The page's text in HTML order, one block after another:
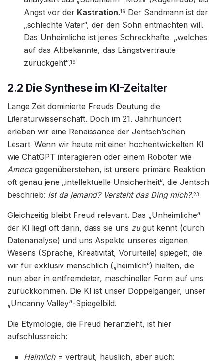
Angst vor der Kastration.16 Der Sandmann ist der
„schlechte Vater“, der den Sohn entmachten will.
Das Unheimliche ist jenes Schreckhafte, „welches
auf das Altbekannte, das Längstvertraute
zurückgeht“.19
2.2 Die Synthese im KI-Zeitalter
Lange Zeit dominierte Freuds Deutung die
Literaturwissenschaft. Doch im 21. Jahrhundert
erleben wir eine Renaissance der Jentsch’schen
Lesart. Wenn wir heute mit einer hochentwickelten KI
wie ChatGPT interagieren oder einem Roboter wie
Amecagegenüberstehen, ist unsere primäre Reaktion
oft genau jene „intellektuelle Unsicherheit“, die Jentsch
beschrieb: Ist da jemand? Versteht das Ding mich?.23
Gleichzeitig bleibt Freud relevant. Das „Unheimliche“
der KI liegt oft darin, dass sie uns zugut kennt (durch
Datenanalyse) und uns Aspekte unseres eigenen
Wesens (Sprache, Kreativität, Vorurteile) spiegelt, die
wir für exklusiv menschlich („heimlich“) hielten, die
nun aber in entfremdeter, maschineller Form auf uns
zurückkommen. Die KI ist unser Doppelgänger, unser
„Uncanny Valley“-Spiegelbild.
Die Etymologie, die Freud heranzieht, ist hier
aufschlussreich:
Heimlich= vertraut, häuslich, aber auch: